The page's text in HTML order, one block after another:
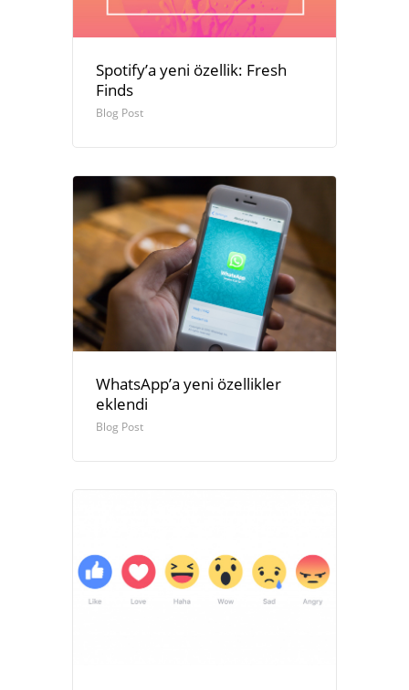
Spotify’a yeni özellik: Fresh
Finds
Blog Post
WhatsApp’a yeni özellikler
eklendi
Blog Post